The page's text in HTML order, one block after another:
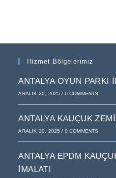
Hizmet Bölgelerimiz
ANTALYA OYUN PARKI
ARALIK 20, 2025 / 0 COMMENTS
ANTALYA KAUÇUK
ARALIK 20, 2025 / 0 COMMENTS
ANTALYA EPDM
İMALATI